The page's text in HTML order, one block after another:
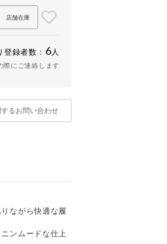
店舗在庫
登録者数： 6 人
際にご連絡します
るお問い合わせ
ながら快適な履
ンムードな仕上